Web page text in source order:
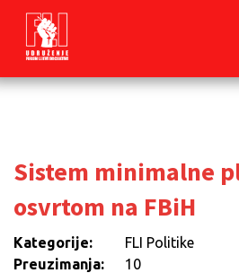
Sistem minimalne
osvrtom na FBiH
Kategorije:
FLI Politike
Preuzimanja:
10